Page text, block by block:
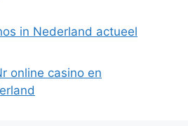
in Nederland actueel
online casino en